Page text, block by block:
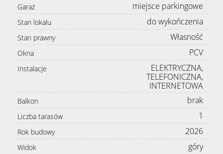
Garaż miejsce parkingowe
Stan lokalu do wykończenia
Stan prawny Własność
Okna PCV
Instalacje
ELEKTRYCZNA,
TELEFONICZNA,
INTERNETOWA
Balkon brak
Liczba tarasów 1
Rok budowy 2026
Widok góry